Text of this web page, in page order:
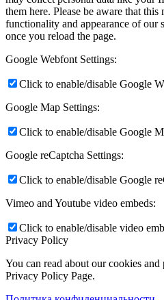
them here. Please be aware that
functionality and appearance of our
once you reload the page.
Google Webfont Settings:
Click to enable/disable Google
Google Map Settings:
Click to enable/disable Google
Google reCaptcha Settings:
Click to enable/disable Google
Vimeo and Youtube video embeds:
Click to enable/disable video
Privacy Policy
You can read about our cookies
Privacy Policy Page.